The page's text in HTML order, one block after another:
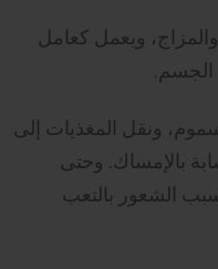
ويعمل كعامل
الجسم.
ونقل المغذيات إلى
بالإمساك. وحتى
الشعور بالتعب